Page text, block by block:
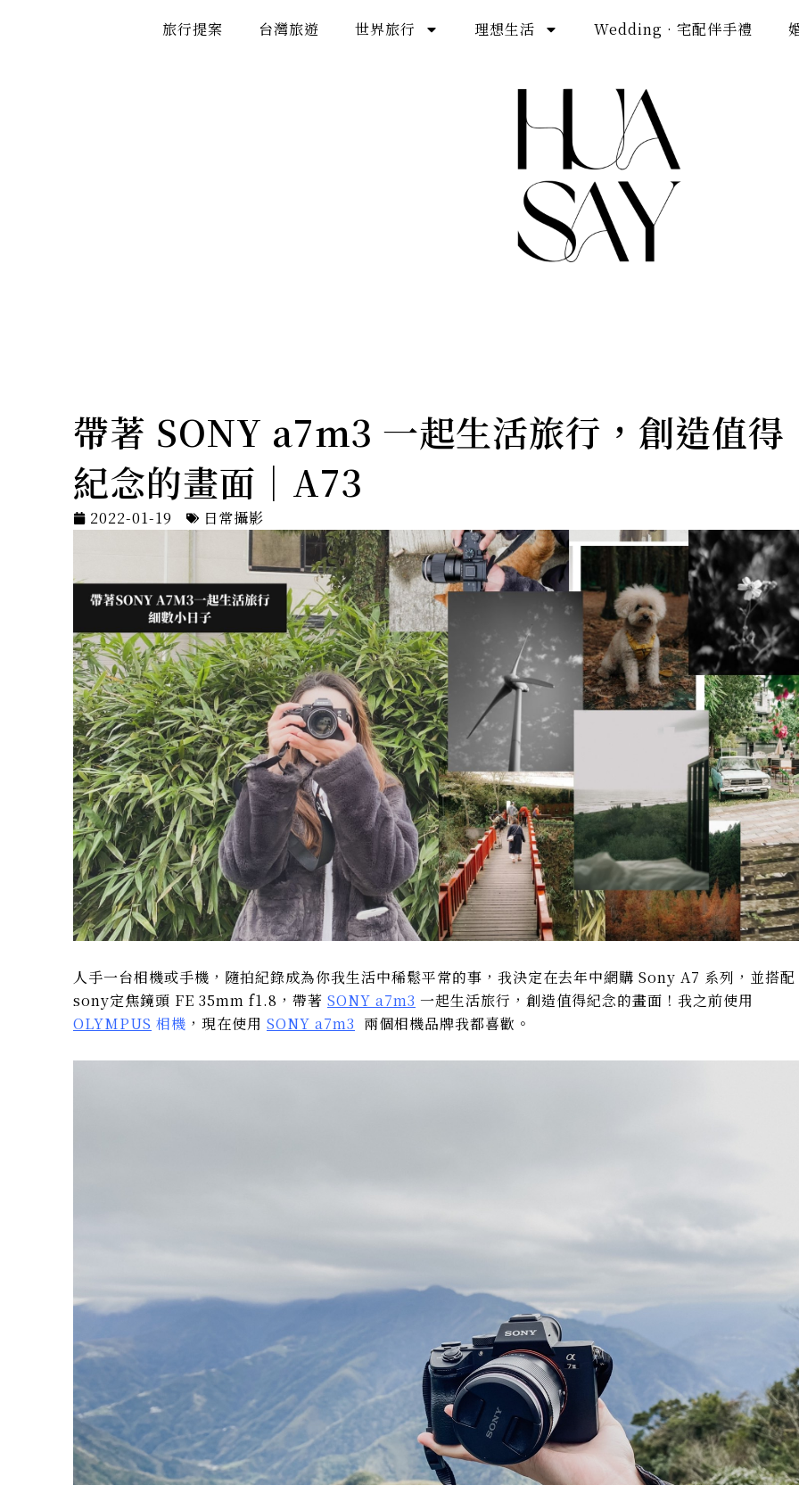
旅行提案 台灣旅遊 世界旅行 理想生活 Wedding · 宅配伴手禮
帶著 SONY a7m3 一起生活旅行，創造值得
紀念的畫面｜A73
2022-01-19 日常攝影
人手一台相機或手機，隨拍紀錄成為你我生活中稀鬆平常的事，我決定在去年中網購 Sony A7 系列，並搭配
sony定焦鏡頭 FE 35mm f1.8，帶著 SONY a7m3 一起生活旅行，創造值得紀念的畫面！我之前使用
OLYMPUS 相機 ，現在使用 SONY a7m3 兩個相機品牌我都喜歡。